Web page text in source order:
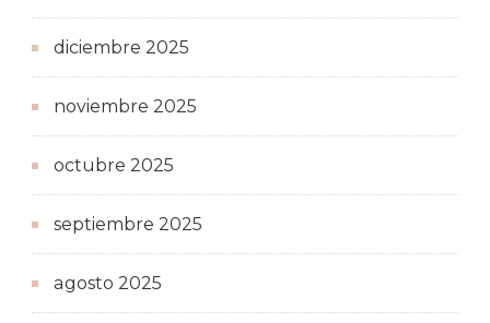
diciembre 2025
noviembre 2025
octubre 2025
septiembre 2025
agosto 2025